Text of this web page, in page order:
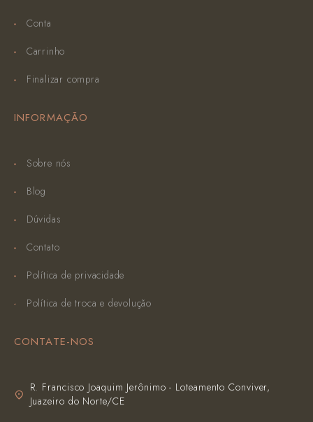
Conta
Carrinho
Finalizar compra
INFORMAÇÃO
Sobre nós
Blog
Dúvidas
Contato
Política de privacidade
Política de troca e devolução
CONTATE-NOS
R. Francisco Joaquim Jerônimo - Loteamento Conviver,
Juazeiro do Norte/CE